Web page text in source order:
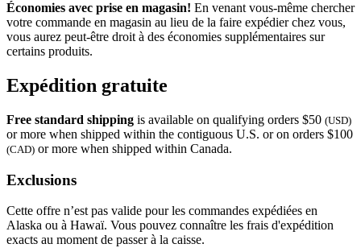
Économies avec prise en magasin! En venant vous-même chercher
votre commande en magasin au lieu de la faire expédier chez vous,
vous aurez peut-être droit à des économies supplémentaires sur
certains produits.
Expédition gratuite
Free standard shipping is available on qualifying orders $50 (USD)
or more when shipped within the contiguous U.S. or on orders $100
(CAD) or more when shipped within Canada.
Exclusions
Cette offre n’est pas valide pour les commandes expédiées en
Alaska ou à Hawaï. Vous pouvez connaître les frais d'expédition
exacts au moment de passer à la caisse.